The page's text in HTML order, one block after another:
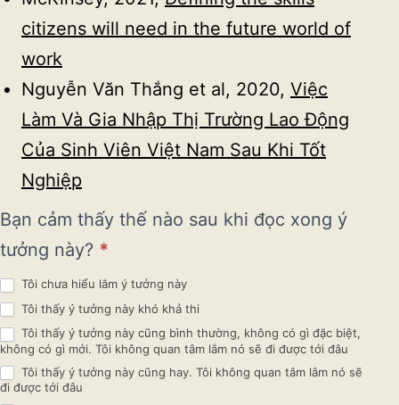
citizens will need in the future world of
work
Nguyễn Văn Thắng et al, 2020, Việc
Làm Và Gia Nhập Thị Trường Lao Động
Của Sinh Viên Việt Nam Sau Khi Tốt
Nghiệp
Khảo
sát
độ
quan
tâm
về ý
Bạn cảm thấy thế nào sau khi đọc xong ý
tưởng này? *
Tôi chưa hiểu lắm ý tưởng này
Tôi thấy ý tưởng này khó khả thi
Tôi thấy ý tưởng này cũng bình thường, không có gì đặc biệt,
không có gì mới. Tôi không quan tâm lắm nó sẽ đi được tới đâu
Tôi thấy ý tưởng này cũng hay. Tôi không quan tâm lắm nó sẽ
đi được tới đâu